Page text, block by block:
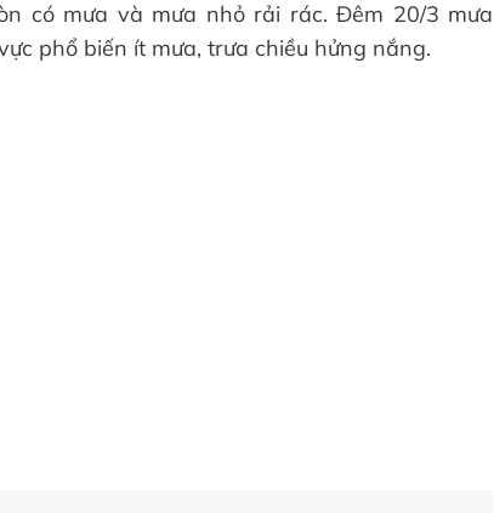
có mưa và mưa nhỏ rải rác. Đêm 20/3 mưa
phổ biến ít mưa, trưa chiều hửng nắng.